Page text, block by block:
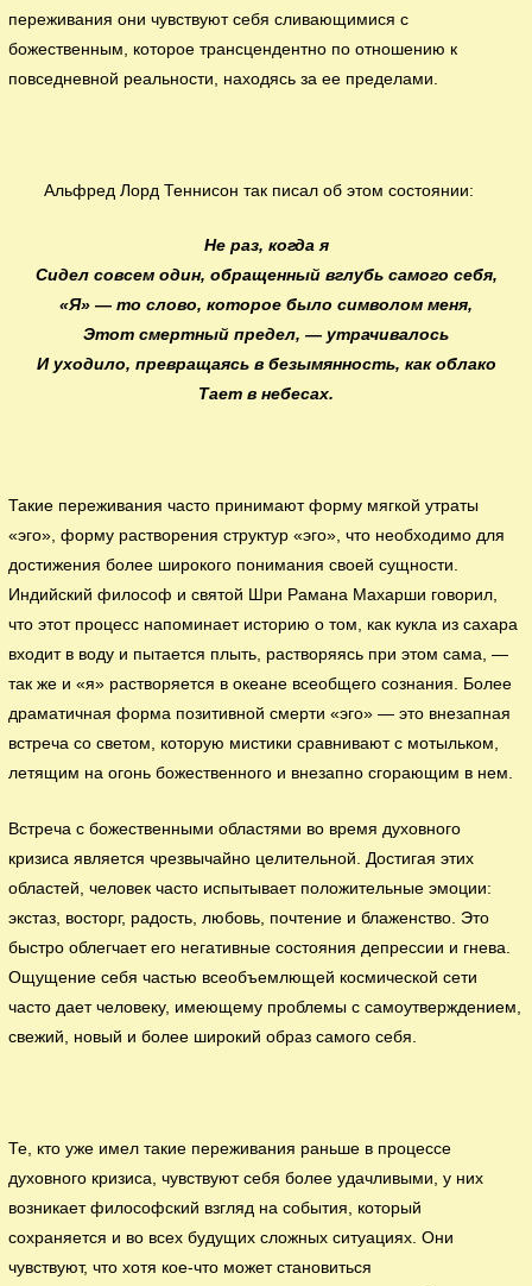
переживания они чувствуют себя сливающимися с
божественным, которое трансцендентно по отношению к
повседневной реальности, находясь за ее пределами.
Альфред Лорд Теннисон так писал об этом состоянии:
Не раз, когда я
Сидел совсем один, обращенный вглубь самого себя,
«Я» — то слово, которое было символом меня,
Этот смертный предел, — утрачивалось
И уходило, превращаясь в безымянность, как облако
Тает в небесах.
Такие переживания часто принимают форму мягкой утраты
«эго», форму растворения структур «эго», что необходимо для
достижения более широкого понимания своей сущности.
Индийский философ и святой Шри Рамана Махарши говорил,
что этот процесс напоминает историю о том, как кукла из сахара
входит в воду и пытается плыть, растворяясь при этом сама, —
так же и «я» растворяется в океане всеобщего сознания. Более
драматичная форма позитивной смерти «эго» — это внезапная
встреча со светом, которую мистики сравнивают с мотыльком,
летящим на огонь божественного и внезапно сгорающим в нем.
Встреча с божественными областями во время духовного
кризиса является чрезвычайно целительной. Достигая этих
областей, человек часто испытывает положительные эмоции:
экстаз, восторг, радость, любовь, почтение и блаженство. Это
быстро облегчает его негативные состояния депрессии и гнева.
Ощущение себя частью всеобъемлющей космической сети
часто дает человеку, имеющему проблемы с самоутверждением,
свежий, новый и более широкий образ самого себя.
Те, кто уже имел такие переживания раньше в процессе
духовного кризиса, чувствуют себя более удачливыми, у них
возникает философский взгляд на события, который
сохраняется и во всех будущих сложных ситуациях. Они
чувствуют, что хотя кое-что может становиться